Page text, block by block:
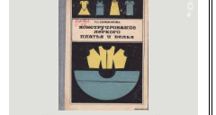
Конструирование лёгкого
платья и белья